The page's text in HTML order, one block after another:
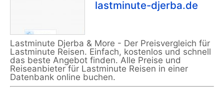
lastminute-djerba.de
Lastminute Djerba & More - Der Preisvergleich für
Lastminute Reisen. Einfach, kostenlos und schnell
das beste Angebot finden. Alle Preise und
Reiseanbieter für Lastminute Reisen in einer
Datenbank online buchen.